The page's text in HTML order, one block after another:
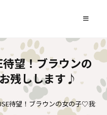
望！ブラウンの
残しします♪
待望！ブラウンの女の子♡我